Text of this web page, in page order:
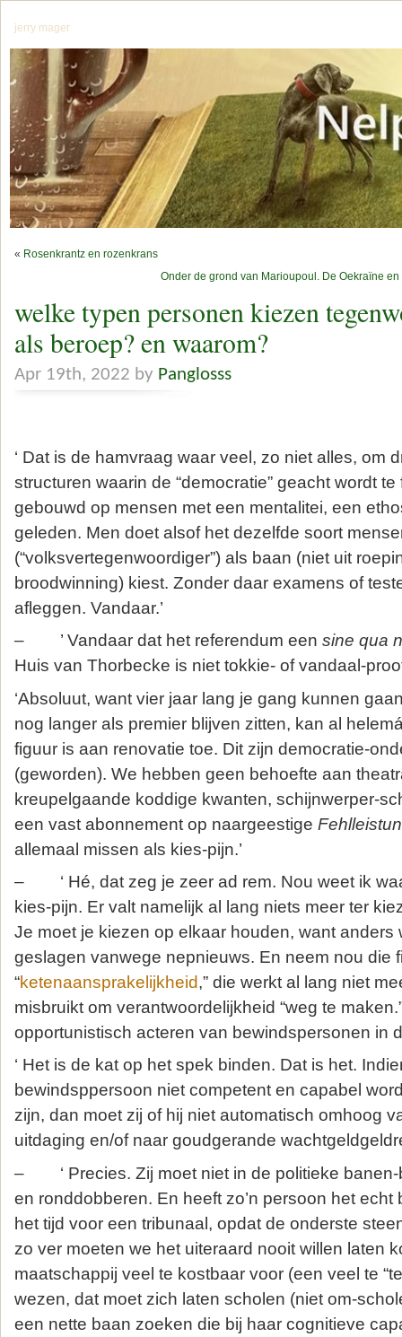
jerry mager
« Rosenkrantz en rozenkrans
Onder de grond van Marioupoul. De Oekraïne
welke typen personen kiezen
als beroep? en waarom?
Apr 19th, 2022 by Panglosss
‘ Dat is de hamvraag waar veel, zo niet alles, om
structuren waarin de “democratie” geacht wordt
gebouwd op mensen met een mentalitei, een
geleden. Men doet alsof het dezelfde soort
(“volksvertegenwoordiger”) als baan (niet uit
broodwinning) kiest. Zonder daar examens of
afleggen. Vandaar.’
– ’ Vandaar dat het referendum een sine qua
Huis van Thorbecke is niet tokkie- of vandaal-
‘Absoluut, want vier jaar lang je gang kunnen
nog langer als premier blijven zitten, kan al
figuur is aan renovatie toe. Dit zijn democratie-
(geworden). We hebben geen behoefte aan
kreupelgaande koddige kwanten, schijnwerper-
een vast abonnement op naargeestige
allemaal missen als kies-pijn.’
– ‘ Hé, dat zeg je zeer ad rem. Nou weet ik
kies-pijn. Er valt namelijk al lang niets meer ter
Je moet je kiezen op elkaar houden, want anders
geslagen vanwege nepnieuws. En neem nou die
“ketenaansprakelijkheid,” die werkt al lang niet
misbruikt om verantwoordelijkheid “weg te
opportunistisch acteren van bewindspersonen in
‘ Het is de kat op het spek binden. Dat is het.
bewindsppersoon niet competent en capabel
zijn, dan moet zij of hij niet automatisch omhoog
uitdaging en/of naar goudgerande
– ‘ Precies. Zij moet niet in de politieke banen-
en ronddobberen. En heeft zo’n persoon het echt
het tijd voor een tribunaal, opdat de onderste
zo ver moeten we het uiteraard nooit willen laten
maatschappij veel te kostbaar voor (een veel te
wezen, dat moet zich laten scholen (niet om-
een nette baan zoeken die bij haar cognitieve